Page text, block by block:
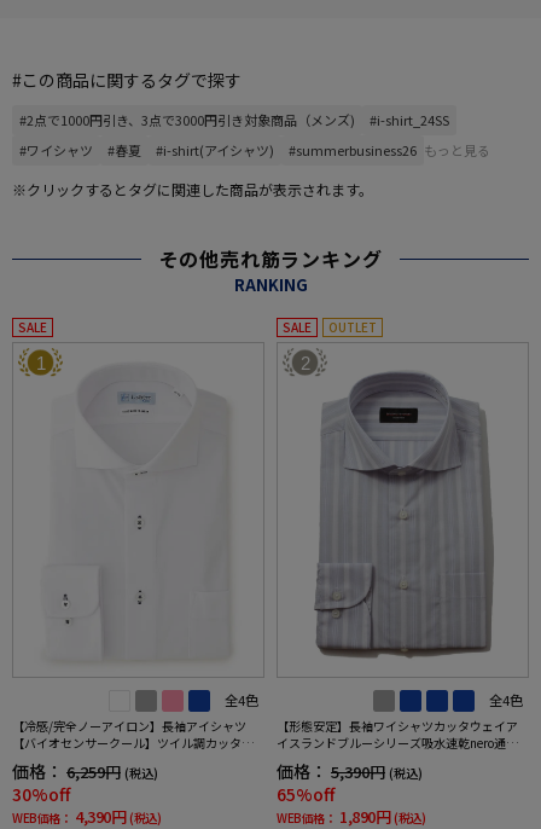
#この商品に関するタグで探す
#2点で1000円引き、3点で3000円引き対象商品（メンズ)
#i-shirt_24SS
#ワイシャツ
#春夏 #i-shirt(アイシャツ) #summerbusiness26 もっと見る
※クリックするとタグに関連した商品が表示されます。
その他売れ筋ランキング
RANKING
SALE
1
全4色
【冷感/完全ノーアイロン】長袖アイシャツ
【バイオセンサークール】ツイル調カッタウ
汗速乾ワイシャツ春夏
価格： 6,259円 (税込)
30%off
WEB価格： 4,390円 (税込)
SALE OUTLET
2
全4色
【形態安定】長袖ワイシャツカッタウェイア
イスランドブルーシリーズ吸水速乾nero通年
価格： 5,390円 (税込)
65%off
WEB価格： 1,890円 (税込)